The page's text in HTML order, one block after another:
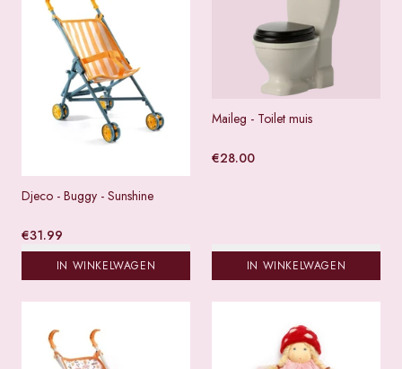
Djeco - Buggy - Sunshine
€31.99
IN WINKELWAGEN
Maileg - Toilet muis
€28.00
IN WINKELWAGEN